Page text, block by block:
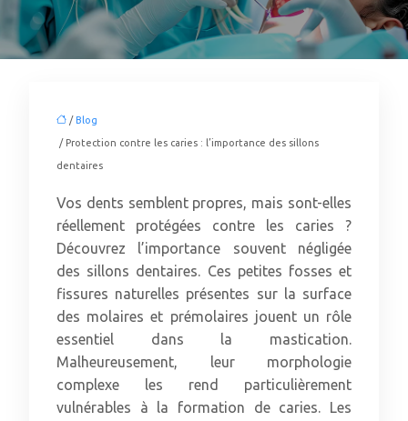
/Blog
/ Protection contre les caries : l’importance des sillons
dentaires
Vos dents semblent propres, mais sont-elles
réellement protégées contre les caries ?
Découvrez l’importance souvent négligée
des sillons dentaires. Ces petites fosses et
fissures naturelles présentes sur la surface
des molaires et prémolaires jouent un rôle
essentiel dans la mastication.
Malheureusement, leur morphologie
complexe les rend particulièrement
vulnérables à la formation de caries. Les